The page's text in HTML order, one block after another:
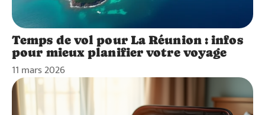
Temps de vol pour La Réunion : infos
pour mieux planifier votre voyage
11 mars 2026